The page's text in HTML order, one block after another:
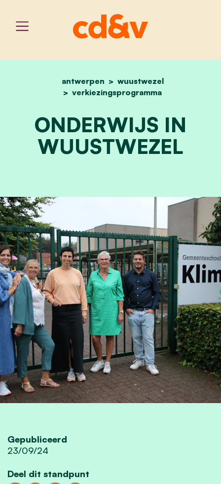
home
antwerpen
wuustwezel
verkiezingsprogramma
onderwijs in wuustwezel
ONDERWIJS IN
WUUSTWEZEL
Gepubliceerd
23/09/24
Deel dit standpunt